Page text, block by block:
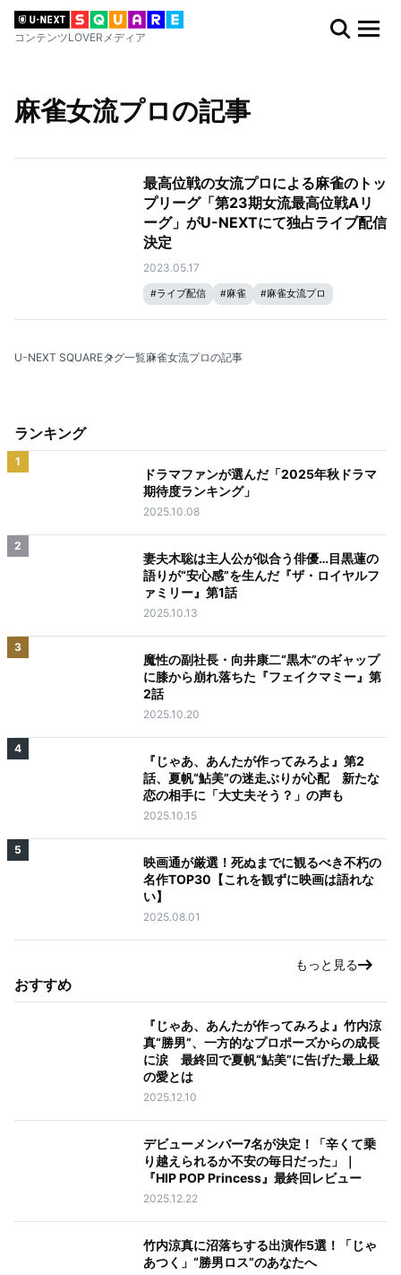
コンテンツLOVERメディア
麻雀女流プロの記事
最高位戦の女流プロによる麻雀のトッ
プリーグ「第23期女流最高位戦Aリ
ーグ」がU-NEXTにて独占ライブ配信
決定
2023.05.17
#ライブ配信 #麻雀 #麻雀女流プロ
U-NEXT SQUAREタグ一覧麻雀女流プロの記事
ランキング
1
ドラマファンが選んだ「2025年秋ドラマ
期待度ランキング」
2025.10.08
2
妻夫木聡は主人公が似合う俳優…目黒蓮の
語りが“安心感”を生んだ『ザ・ロイヤルフ
ァミリー』第1話
2025.10.13
3
魔性の副社長・向井康二“黒木”のギャップ
に膝から崩れ落ちた『フェイクマミー』第
2話
2025.10.20
4
『じゃあ、あんたが作ってみろよ』第2
話、夏帆“鮎美”の迷走ぶりが心配 新たな
恋の相手に「大丈夫そう？」の声も
2025.10.15
5
映画通が厳選！死ぬまでに観るべき不朽の
名作TOP30【これを観ずに映画は語れな
い】
2025.08.01
もっと見る
おすすめ
『じゃあ、あんたが作ってみろよ』竹内涼
真“勝男”、一方的なプロポーズからの成長
に涙 最終回で夏帆“鮎美”に告げた最上級
の愛とは
2025.12.10
デビューメンバー7名が決定！「辛くて乗
り越えられるか不安の毎日だった」｜
『HIP POP Princess』最終回レビュー
2025.12.22
竹内涼真に沼落ちする出演作5選！「じゃ
あつく」“勝男ロス”のあなたへ